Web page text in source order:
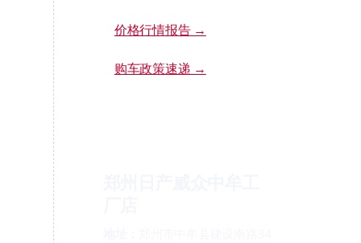
价格行情报告 →
购车政策速递 →